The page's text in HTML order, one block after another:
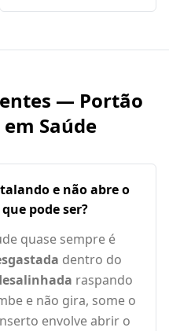
— Portão
Saúde
e não abre o
pode ser?
quase sempre é
dentro do
raspando
e não gira, some o
envolve abrir o